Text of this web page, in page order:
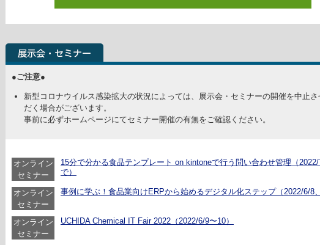
●ご注意●
新型コロナウイルス感染拡大の状況によっては、展示会・セミナーの開催を中止
だく場合がございます。
事前に必ずホームページにてセミナー開催の有無をご確認ください。
オンライン
セミナー
15分で分かる食品テンプレート on kintoneで行う問い合わせ管理（
で）
オンライン
セミナー
事例に学ぶ！食品業向けERPから始めるデジタル化ステップ（2022/6/8
オンライン
セミナー
UCHIDA Chemical IT Fair 2022（2022/6/9〜10）